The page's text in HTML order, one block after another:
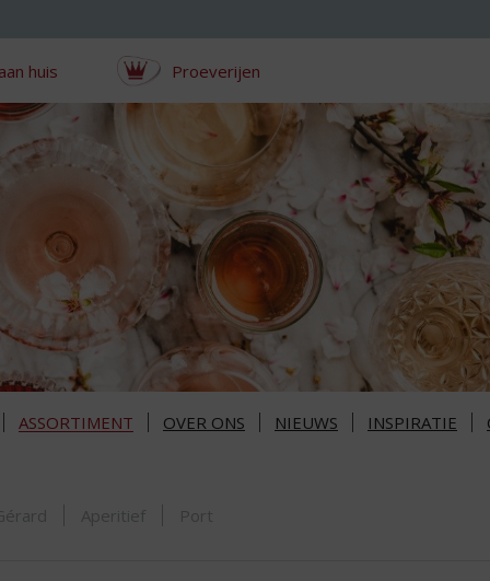
huis Proeverijen
ASSORTIMENT OVER ONS NIEUWS INSPIRATIE
Aperitief Port